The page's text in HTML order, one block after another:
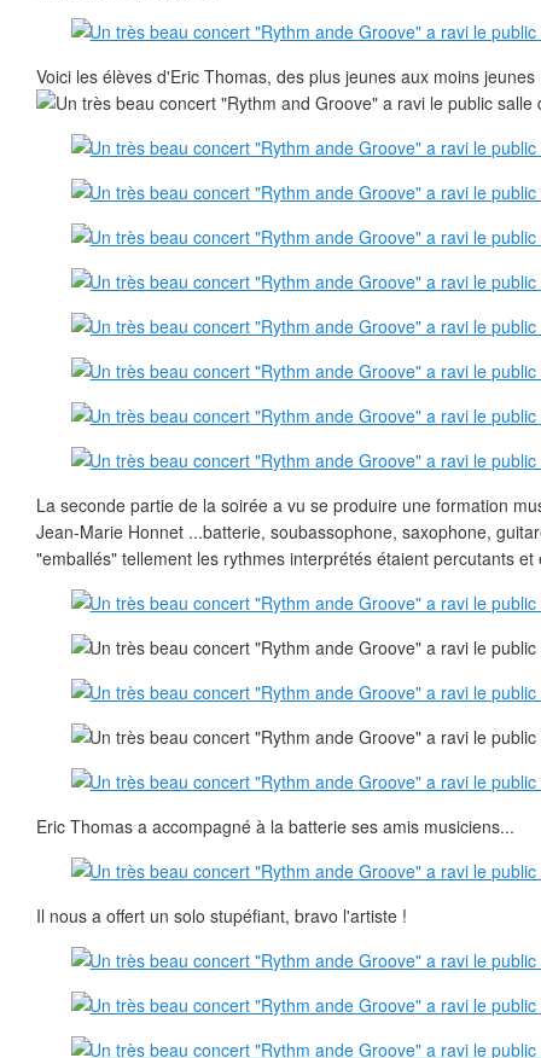
Voici les élèves d'Eric Thomas, des plus jeunes aux moins
La seconde partie de la soirée a vu se produire une formation
Jean-Marie Honnet ...batterie, soubassophone, saxophone,
"emballés" tellement les rythmes interprétés étaient percutants et
Eric Thomas a accompagné à la batterie ses amis musiciens...
Il nous a offert un solo stupéfiant, bravo l'artiste !